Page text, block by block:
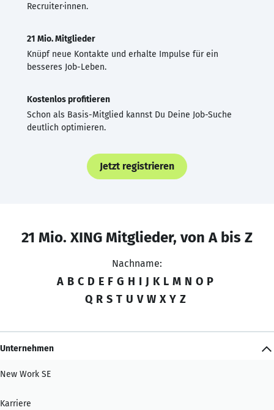
Recruiter·innen.
21 Mio. Mitglieder
Knüpf neue Kontakte und erhalte Impulse für ein
besseres Job-Leben.
Kostenlos profitieren
Schon als Basis-Mitglied kannst Du Deine Job-Suche
deutlich optimieren.
Jetzt registrieren
21 Mio. XING Mitglieder, von A bis Z
Nachname:
A B C D E F G H I J K L M N O P
Q R S T U V W X Y Z
Unternehmen
New Work SE
Karriere